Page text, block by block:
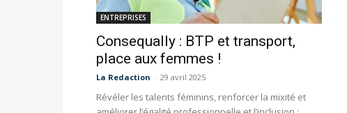
ENTREPRISES
Consequally : BTP et transport,
place aux femmes !
La Redaction - 29 avril 2025
Révéler les talents féminins, renforcer la mixité et